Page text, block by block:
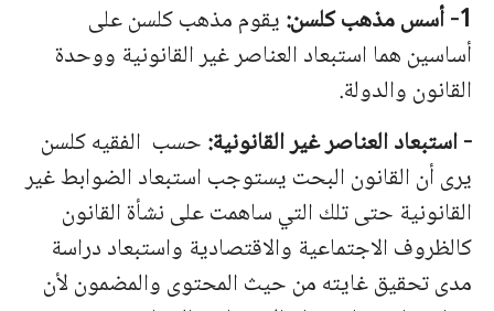
1- أسس مذهب كلسن:
يقوم مذهب كلسن على
أساسين هما استبعاد العناصر غير القانونية ووحدة
القانون والدولة.
-استبعادالعناصرغيرالقانونية:حسب الفقيهكلسن
يرى أن القانون البحت يستوجب استبعاد الضوابط غير
القانونية حتى تلك التي ساهمت على نشأة القانون
كالظروف الاجتماعية والاقتصادية واستبعاد دراسة
مدى تحقيق غايته من حيث المحتوى والمضمون لأن